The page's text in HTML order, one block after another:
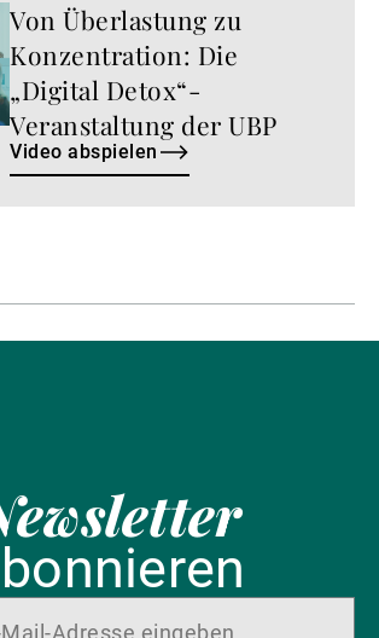
Von Überlastung zu
Konzentration: Die
„Digital Detox“-
Veranstaltung der UBP
Video abspielen